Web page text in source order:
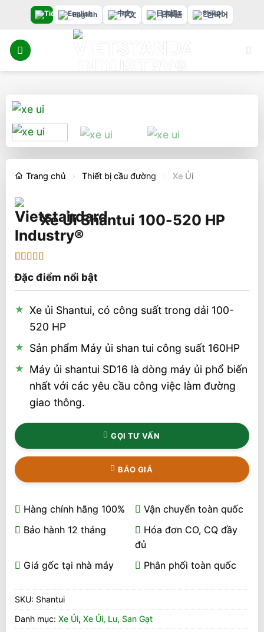
nội
dung
English 中文 日本語 한국어
Trang chủ Thiết bị cầu đường Xe Ủi
Xe Ủi Shantui 100-520 HP
trên 5 dựa
trênđánh
giá
Đặc điểm nổi bật
Xe ủi Shantui, có công suất trong dải 100-
520 HP
Sản phẩm Máy ủi shan tui công suất 160HP
Máy ủi shantui SD16 là dòng máy ủi phổ biến
nhất với các yêu cầu công việc làm đường
giao thông.
GỌI TƯ VẤN
BÁO GIÁ
Hàng chính hãng 100%
Vận chuyển toàn quốc
Bảo hành 12 tháng
Hóa đơn CO, CQ đầy
đủ
Giá gốc tại nhà máy
Phân phối toàn quốc
SKU: Shantui
Danh mục: Xe Ủi, Xe Ủi, Lu, San Gạt